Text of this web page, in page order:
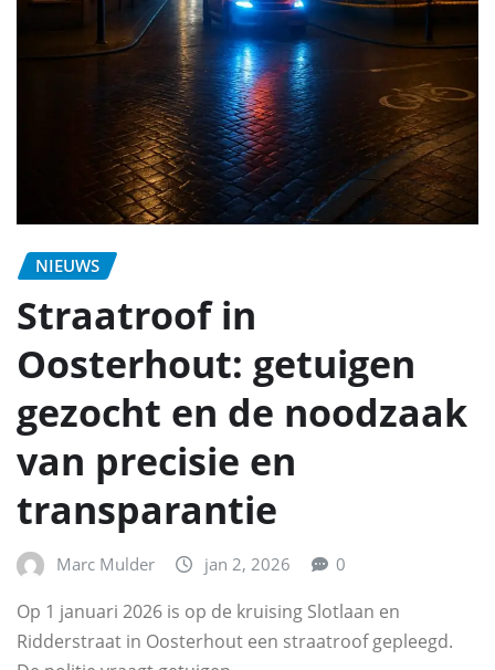
NIEUWS
Straatroof in
Oosterhout: getuigen
gezocht en de noodzaak
van precisie en
transparantie
Marc Mulder jan 2, 2026 0
Op 1 januari 2026 is op de kruising Slotlaan en
Ridderstraat in Oosterhout een straatroof gepleegd.